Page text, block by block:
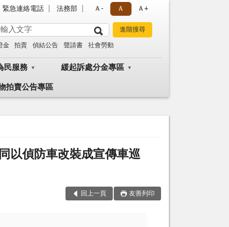
緊急連絡電話 法務部 Ａ- Ａ Ａ+
金 拍賣 偵結公告 聲請書 社會勞動
民服務 緩起訴處分金專區
拍賣公告專區
以偵防車改裝成宣傳車巡
回上一頁 友善列印